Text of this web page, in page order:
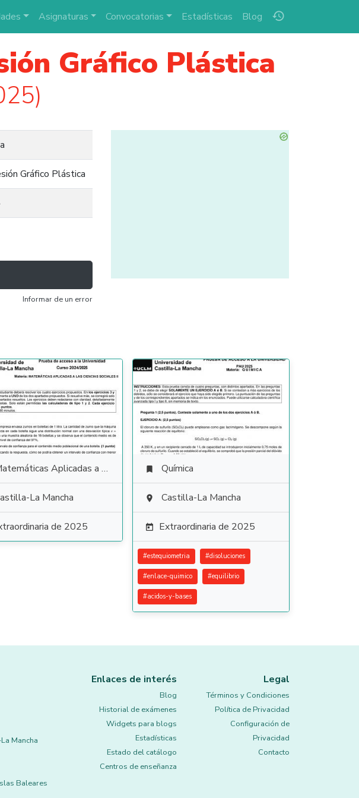
history
Asignaturas Convocatorias Estadísticas Blog
Gráfico Plástica
Gráfico Plástica
Informar de un error
Aplicadas a las Ciencias Sociales
La Mancha
de 2025
 Química
 Castilla-La Mancha
 Extraordinaria de 2025
#estequiometria #disoluciones
#enlace-quimico #equilibrio
#acidos-y-bases
Mancha
Baleares
Enlaces de interés
Blog
Historial de exámenes
Widgets para blogs
Estadísticas
Estado del catálogo
Centros de enseñanza
Legal
Términos y Condiciones
Política de Privacidad
Configuración de
Privacidad
Contacto